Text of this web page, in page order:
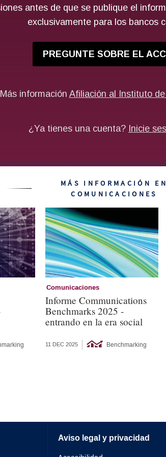
MÁS INFORMACIÓN EN
COMUNICACIONES
Comunicaciones
Informe Communications
Benchmarks 2025 -
entrando en la era social
11 DEC 2025 Benchmarking
Aviso legal y privacidad